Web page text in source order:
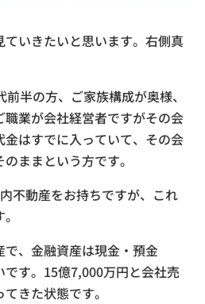
いきたいと思います。右側真
半の方、ご家族構成が奥様、
業が会社経営者ですがその会
はすでに入っていて、その会
ままという方です。
不動産をお持ちですが、これ
、金融資産は現金・預金
です。15億7,000万円と会社売
きた状態です。